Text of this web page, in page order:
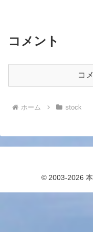
コメント
コ
ホーム stock
© 2003-2026 本